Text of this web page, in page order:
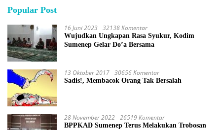
Popular Post
16 Juni 2023 32138 Komentar
Wujudkan Ungkapan Rasa Syukur, Kodim
Sumenep Gelar Do’a Bersama
13 Oktober 2017 30656 Komentar
Sadis!, Membacok Orang Tak Bersalah
28 November 2022 26519 Komentar
BPPKAD Sumenep Terus Melakukan Trobosan